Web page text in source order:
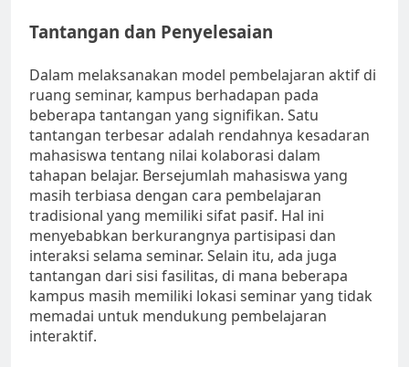
Tantangan dan Penyelesaian
Dalam melaksanakan model pembelajaran aktif di
ruang seminar, kampus berhadapan pada
beberapa tantangan yang signifikan. Satu
tantangan terbesar adalah rendahnya kesadaran
mahasiswa tentang nilai kolaborasi dalam
tahapan belajar. Bersejumlah mahasiswa yang
masih terbiasa dengan cara pembelajaran
tradisional yang memiliki sifat pasif. Hal ini
menyebabkan berkurangnya partisipasi dan
interaksi selama seminar. Selain itu, ada juga
tantangan dari sisi fasilitas, di mana beberapa
kampus masih memiliki lokasi seminar yang tidak
memadai untuk mendukung pembelajaran
interaktif.